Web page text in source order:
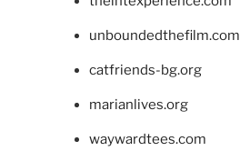
unboundedthefilm.com
catfriends-bg.org
marianlives.org
waywardtees.com